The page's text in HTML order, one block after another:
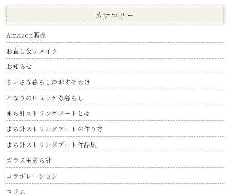
カテゴリー
Amazon販売
お直し＆リメイク
お知らせ
ちいさな暮らしのおすそわけ
となりのヒュッゲな暮らし
まち針ストリングアートとは
まち針ストリングアートの作り方
まち針ストリングアート作品集
ガラス玉まち針
コラボレーション
コラム